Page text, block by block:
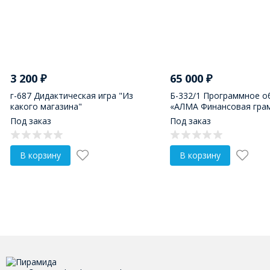
3 200 ₽
г-687 Дидактическая игра "Из
какого магазина"
Под заказ
В корзину
65 000 ₽
Б-332/1 Программное
«АЛМА Финансовая
для детских садов
Под заказ
В корзину